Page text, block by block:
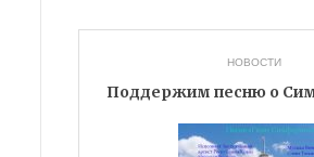
НОВОСТИ
Поддержим песню о